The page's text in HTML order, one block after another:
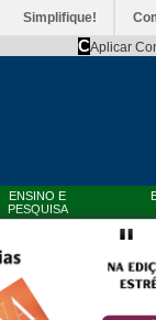
Simplifique!
CAplicar
ENSINO E
PESQUISA